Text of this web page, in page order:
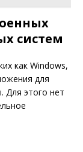
систем
как Windows,
для
Для этого нет